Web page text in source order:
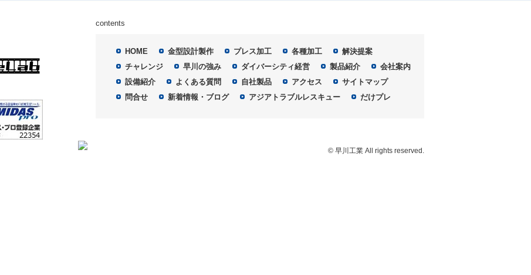
contents
HOME 金型設計製作 プレス加工 各種加工
解決提案
チャレンジ
早川の強み ダイバーシティ経営 製品紹介
会社案内
設備紹介
よくある質問 自社製品 アクセス
サイトマップ
問合せ
新着情報・ブログ アジアトラブルレスキュー だけプレ
© 早川工業 All rights reserved.